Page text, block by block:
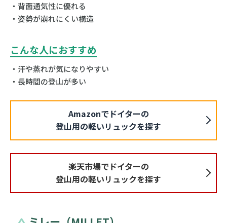
・背面通気性に優れる
・姿勢が崩れにくい構造
こんな人におすすめ
・汗や蒸れが気になりやすい
・長時間の登山が多い
Amazonでドイターの
登山用の軽いリュックを探す
楽天市場でドイターの
登山用の軽いリュックを探す